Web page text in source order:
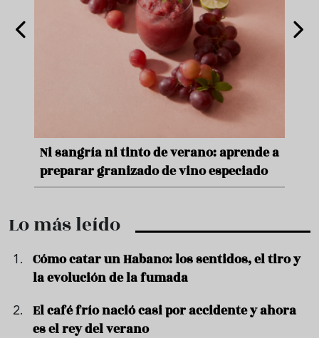
Ni sangría ni tinto de verano: aprende a
preparar granizado de vino especiado
Lo más leído
Cómo catar un Habano: los sentidos, el tiro y
la evolución de la fumada
El café frío nació casi por accidente y ahora
es el rey del verano